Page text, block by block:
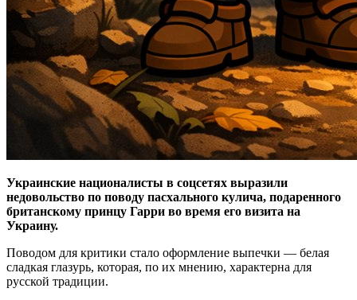
Украинские националисты в соцсетях выразили
недовольство по поводу пасхального кулича, подаренного
британскому принцу Гарри во время его визита на
Украину.
Поводом для критики стало оформление выпечки — белая
сладкая глазурь, которая, по их мнению, характерна для
русской традиции.